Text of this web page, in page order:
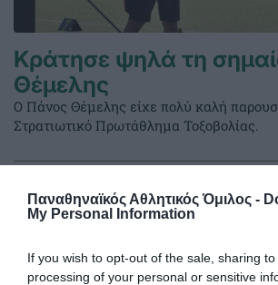
Παναθηναϊκός Αθλητικός Όμιλος -
My Personal Information
If you wish to opt-out of the sale, sharing
processing of your personal or sensitive
Κράτησε ψηλά τη
Θέμελης
Ο Πάνος Θέμελης είχε πολύ καλή
Στρατιωτικό Πρωτάθλημα Τοξοβολίας.